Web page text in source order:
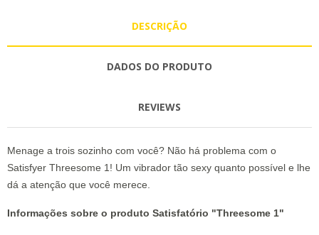
DESCRIÇÃO
DADOS DO PRODUTO
REVIEWS
Menage a trois sozinho com você? Não há problema com o
Satisfyer Threesome 1! Um vibrador tão sexy quanto possível e lhe
dá a atenção que você merece.
Informações sobre o produto Satisfatório "Threesome 1"